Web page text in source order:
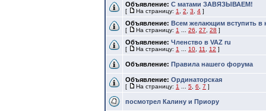
Объявление: С матами ЗАВЯЗЫВАЕМ!
[ На страницу: 1 2 3 4 ]
Объявление: Всем желающим вступить в
[ На страницу: 1 26 27 28 ]
Объявление: Членство в VAZ ru
[ На страницу: 1 10 11 12 ]
Объявление: Правила нашего форума
Объявление: Ординаторская
[ На страницу: 1 5 6 7 ]
посмотрел Калину и Приору